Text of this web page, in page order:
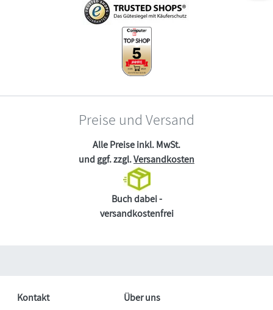
Preise und Versand
Alle Preise inkl. MwSt.
und ggf. zzgl.Versandkosten
Buch dabei -
versandkostenfrei
Kontakt Über uns